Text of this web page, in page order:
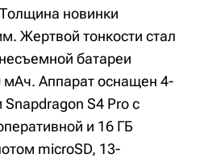
новинки
Жертвой тонкости стал
батареи
мАч. Аппарат оснащен 4-
S4 Pro с
и 16 ГБ
microSD, 13-